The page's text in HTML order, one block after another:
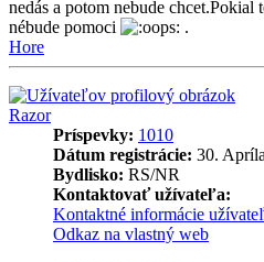
nedás a potom nebude chcet.Pokial
nébude pomoci
.
Hore
Razor
Príspevky: 1010
Dátum registrácie: 30.
Bydlisko: RS/NR
Kontaktovať užívateľa:
Kontaktné informácie
Odkaz na vlastný web